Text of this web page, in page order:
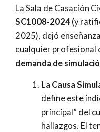
La Sala de Casación
SC1008-2024 (y
2025), dejó
cualquier profesional
demanda de
La Causa
define este
principal” del
hallazgos. El